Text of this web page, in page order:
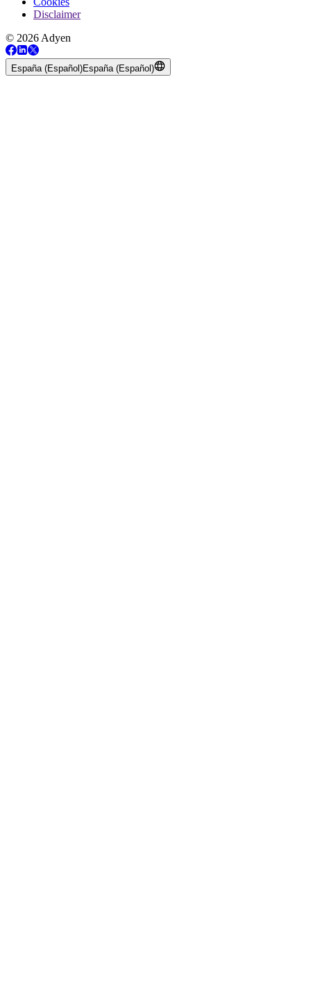
Disclaimer
© 2026 Adyen
España (Español)España (Español)